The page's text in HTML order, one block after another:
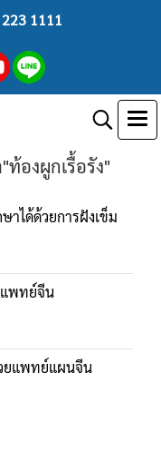
1111
องผูกเรื้อรัง"
าได้ด้วยการฝังเข็ม
แพทย์จีน
ยแพทย์แผนจีน